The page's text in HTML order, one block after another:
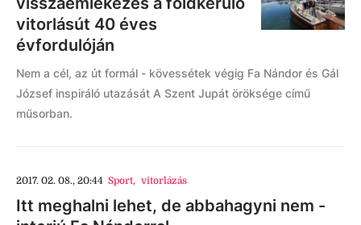
vitorlásút 40 éves
évfordulóján
Nem a cél, az út formál - kövessétek végig Fa Nándor és Gál
József inspiráló utazását A Szent Jupát öröksége című
műsorban.
2017. 02. 08., 20:44 Sport, vitorlázás
Itt meghalni lehet, de abbahagyni nem -